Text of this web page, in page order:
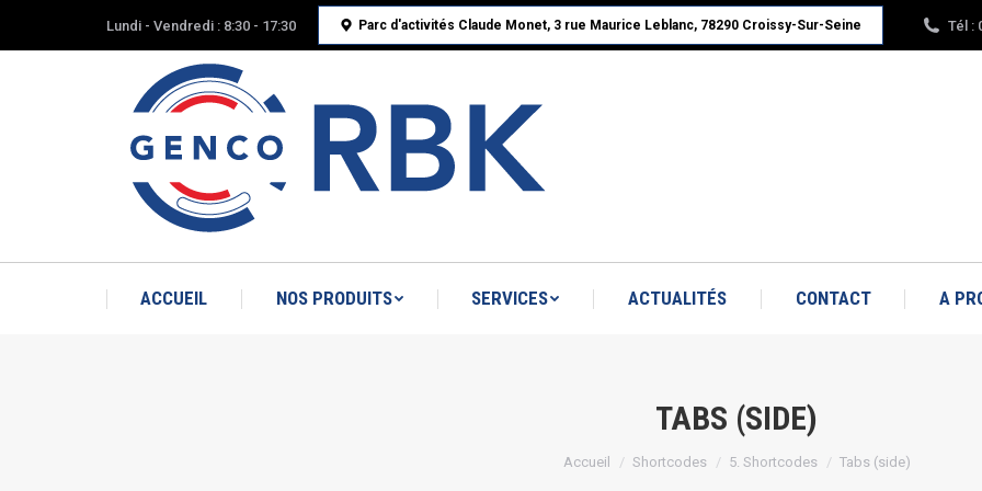
Lundi - Vendredi : 8:30 - 17:30 Parc d'activités Claude Monet, 3 rue Maurice Leblanc, 78290 Croissy-Sur-Seine Tél :
ACCUEIL NOS PRODUITS SERVICES ACTUALITÉS CONTACT A
TABS (SIDE)
Vous êtes ici :
Accueil Shortcodes 5. Shortcodes Tabs (side)